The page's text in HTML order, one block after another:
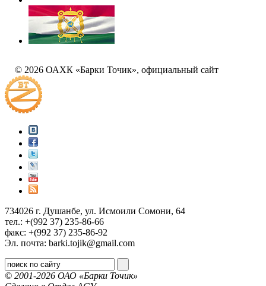
© 2026 ОАХК «Барки Точик», официальный сайт
734026 г. Душанбе, ул. Исмоили Сомони, 64
тел.: +(992 37) 235-86-66
факс: +(992 37) 235-86-92
Эл. почта: barki.tojik@gmail.соm
© 2001-2026 ОАО «Барки Точик»